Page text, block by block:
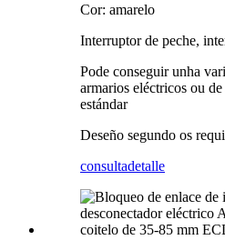
Cor: amarelo
Interruptor de peche,
Pode conseguir unha
armarios eléctricos ou
estándar
Deseño segundo os
consultadetalle